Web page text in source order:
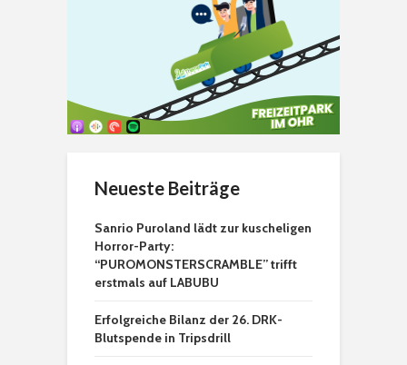
Neueste Beiträge
Sanrio Puroland lädt zur kuscheligen
Horror-Party:
“PUROMONSTERSCRAMBLE” trifft
erstmals auf LABUBU
Erfolgreiche Bilanz der 26. DRK-
Blutspende in Tripsdrill